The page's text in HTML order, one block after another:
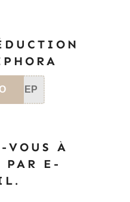
SEP
VOUS À
PAR E-